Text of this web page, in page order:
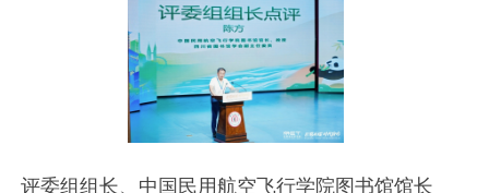
评委组组长、中国民用航空飞行学院图书馆馆长